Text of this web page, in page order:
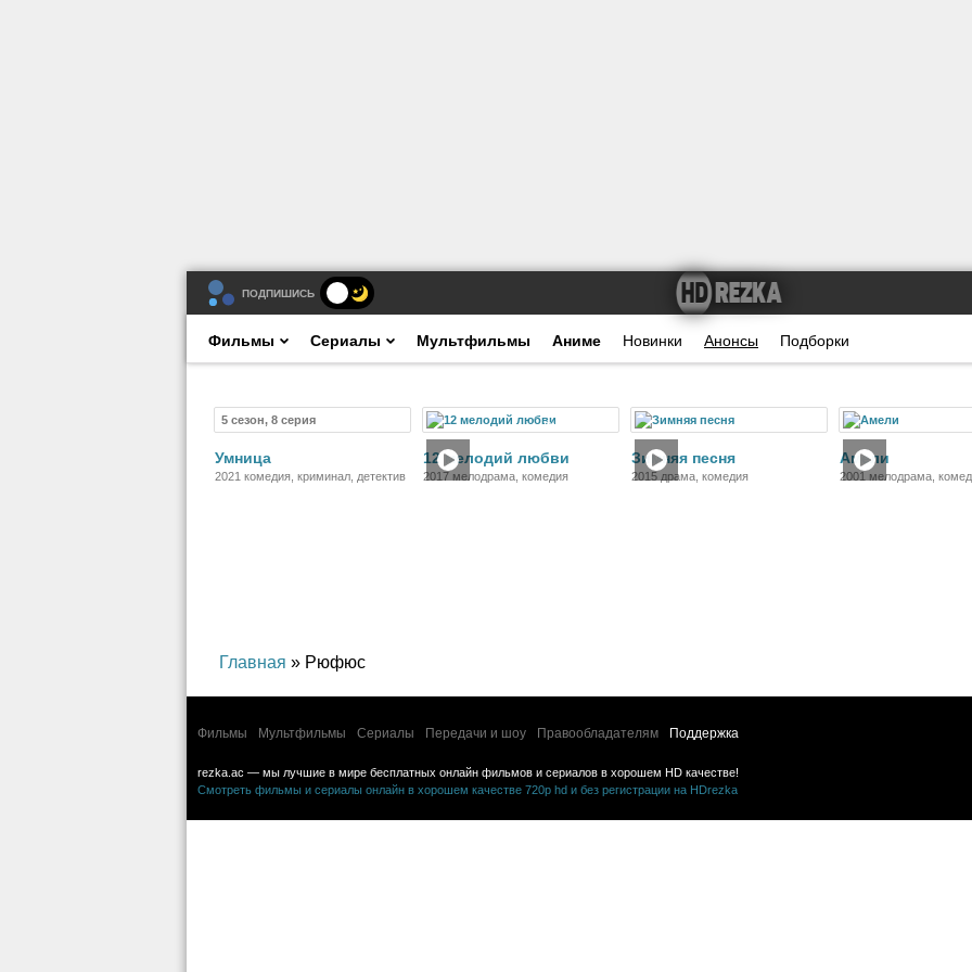
ПОДПИШИСЬ
Фильмы Сериалы Мультфильмы Аниме Новинки Анонсы Подборки
5 сезон, 8 серия
Умница
2021 комедия, криминал, детектив
Фильм
12 мелодий любви
2017 мелодрама, комедия
Зимняя песня
2015 драма, комедия
Амели
2001 мелодрама,
Главная » Рюфюс
Фильмы Мультфильмы Сериалы Передачи и шоу Правообладателям Поддержка
rezka.ac — мы лучшие в мире бесплатных онлайн фильмов и сериалов в хорошем HD качестве!
Смотреть фильмы и сериалы онлайн в хорошем качестве 720p hd и без регистрации на HDrezka